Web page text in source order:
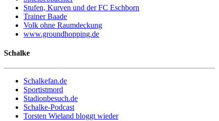
Stufen, Kurven und der FC Eschborn
Trainer Baade
Volk ohne Raumdeckung
www.groundhopping.de
Schalke
Schalkefan.de
Sportistmord
Stadionbesuch.de
Schalke-Podcast
Torsten Wieland bloggt wieder